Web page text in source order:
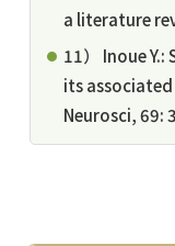
a literature
11） Inoue
its
Neurosci, 69: